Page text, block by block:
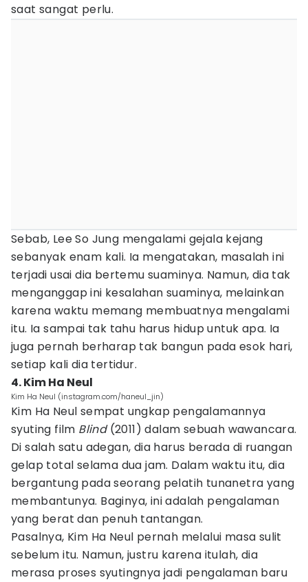
saat sangat perlu.
Sebab, Lee So Jung mengalami gejala kejang
sebanyak enam kali. Ia mengatakan, masalah ini
terjadi usai dia bertemu suaminya. Namun, dia tak
menganggap ini kesalahan suaminya, melainkan
karena waktu memang membuatnya mengalami
itu. Ia sampai tak tahu harus hidup untuk apa. Ia
juga pernah berharap tak bangun pada esok hari,
setiap kali dia tertidur.
4. Kim Ha Neul
Kim Ha Neul (instagram.com/haneul_jin)
Kim Ha Neul sempat ungkap pengalamannya
syuting film Blind(2011) dalam sebuah wawancara.
Di salah satu adegan, dia harus berada di ruangan
gelap total selama dua jam. Dalam waktu itu, dia
bergantung pada seorang pelatih tunanetra yang
membantunya. Baginya, ini adalah pengalaman
yang berat dan penuh tantangan.
Pasalnya, Kim Ha Neul pernah melalui masa sulit
sebelum itu. Namun, justru karena itulah, dia
merasa proses syutingnya jadi pengalaman baru